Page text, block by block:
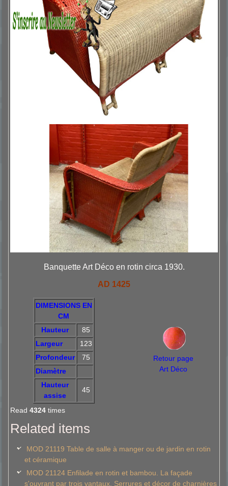
Banquette Art Déco en rotin circa 1930.
AD 1425
DIMENSIONS EN
CM
Hauteur
85
Largeur
123
Profondeur
75
Diamètre
Hauteur
assise
45
Retour page
Art Déco
Read4324 times
Related items
MOD 21119 Table de salle à manger ou de jardin en rotin
et céramique
MOD 21124 Enfilade en rotin et bambou. La façade
s'ouvrant par trois vantaux. Serrures et décor de charnières